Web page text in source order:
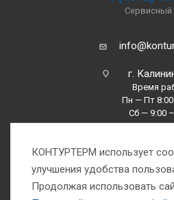
Сервисный
г.
Время
Пн — Пт
Сб — 9:00
Вс —10:00
КОНТУРТЕРМ использует
улучшения удобства
Продолжая использовать